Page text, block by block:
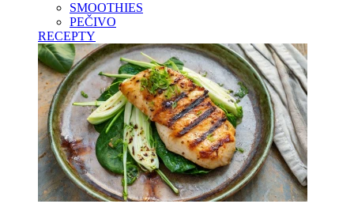
SMOOTHIES
PEČIVO
RECEPTY